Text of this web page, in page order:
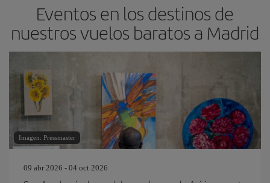
Eventos en los destinos de
nuestros vuelos baratos a Madrid
Imagen: Pressmaster
09 abr 2026 - 04 oct 2026